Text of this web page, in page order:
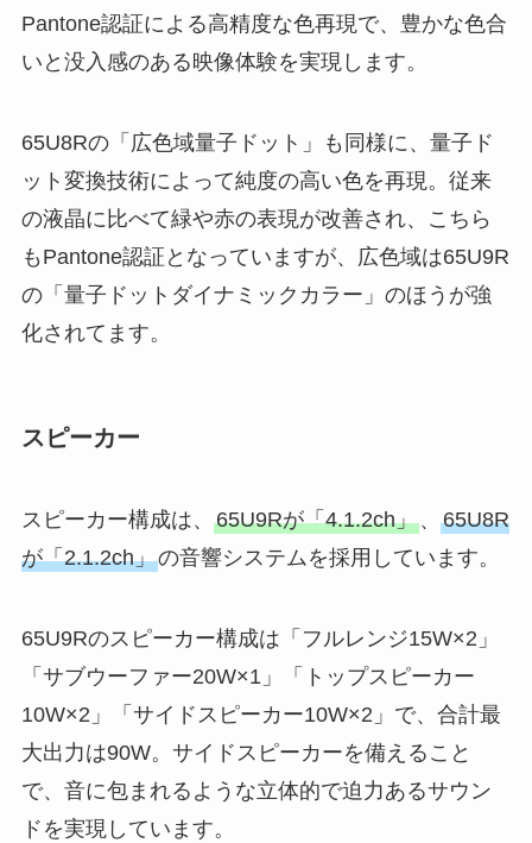
Pantone認証による高精度な色再現で、豊かな色合
いと没入感のある映像体験を実現します。
65U8Rの「広色域量子ドット」も同様に、量子ド
ット変換技術によって純度の高い色を再現。従来
の液晶に比べて緑や赤の表現が改善され、こちら
もPantone認証となっていますが、広色域は65U9R
の「量子ドットダイナミックカラー」のほうが強
化されてます。
スピーカー
スピーカー構成は、 65U9Rが「4.1.2ch」、 65U8R
が「2.1.2ch」の音響システムを採用しています。
65U9Rのスピーカー構成は「フルレンジ15W×2」
「サブウーファー20W×1」「トップスピーカー
10W×2」「サイドスピーカー10W×2」で、合計最
大出力は90W。サイドスピーカーを備えること
で、音に包まれるような立体的で迫力あるサウン
ドを実現しています。